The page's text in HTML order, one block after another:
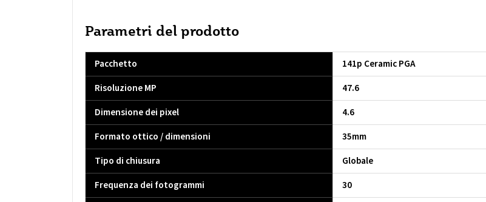
Parametri del prodotto
Pacchetto
141p Ceramic PGA
Risoluzione MP
47.6
Dimensione dei pixel
4.6
Formato ottico / dimensioni
35mm
Tipo di chiusura
Globale
Frequenza dei fotogrammi
30